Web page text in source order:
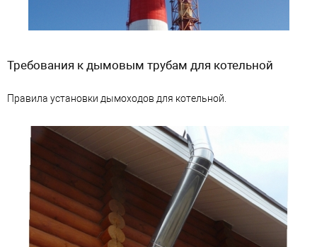
Требования к дымовым трубам для котельной
Правила установки дымоходов для котельной.